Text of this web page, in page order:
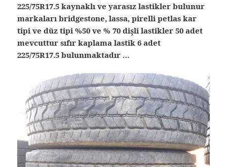
225/75R17.5 kaynaklı ve yarasız lastikler bulunur
markaları bridgestone, lassa, pirelli petlas kar
tipi ve düz tipi %50 ve % 70 dişli lastikler 50 adet
mevcuttur sıfır kaplama lastik 6 adet
225/75R17.5 bulunmaktadır …